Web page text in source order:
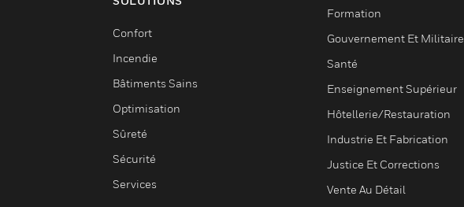
Confort
Incendie
Bâtiments Sains
Optimisation
Sûreté
Sécurité
Services
Formation
Gouvernement Et Militaire
Santé
Enseignement Supérieur
Hôtellerie/Restauration
Industrie Et Fabrication
Justice Et Corrections
Vente Au Détail